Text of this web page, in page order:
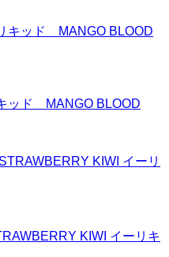
ッド MANGO BLOOD
KIWI イーリキ